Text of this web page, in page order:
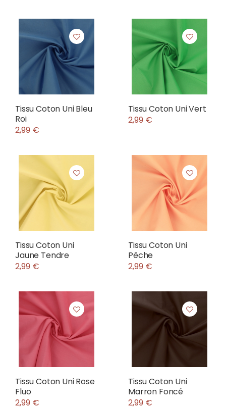
Tissu Coton Uni Bleu
Roi
2,99 €
Tissu Coton Uni Vert
2,99 €
Tissu Coton Uni
Jaune Tendre
2,99 €
Tissu Coton Uni
Pêche
2,99 €
Tissu Coton Uni Rose
Fluo
2,99 €
Tissu Coton Uni
Marron Foncé
2,99 €